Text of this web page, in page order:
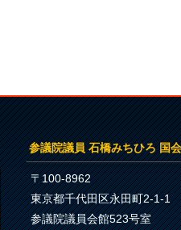
参議院議員 石橋みちひろ 国
〒100-8962
東京都千代田区永田町2-1-1
参議院議員会館523号室